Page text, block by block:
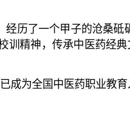
历了一个甲子的沧桑砥
训精神，传承中医药经
为全国中医药职业教育